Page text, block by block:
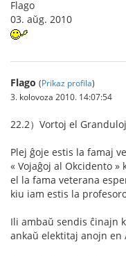
Flago
03. aŭg. 2010
Flago (Prikaz profila)
3. kolovoza 2010. 14:07:54
22.2）Vortoj el Granduloj
Plej ĝoje estis la famaj
« Vojaĝoj al Okcidento »
el la fama veterana
kiu iam estis la
Ili ambaŭ sendis ĉinajn
ankaŭ elektitaj anojn en